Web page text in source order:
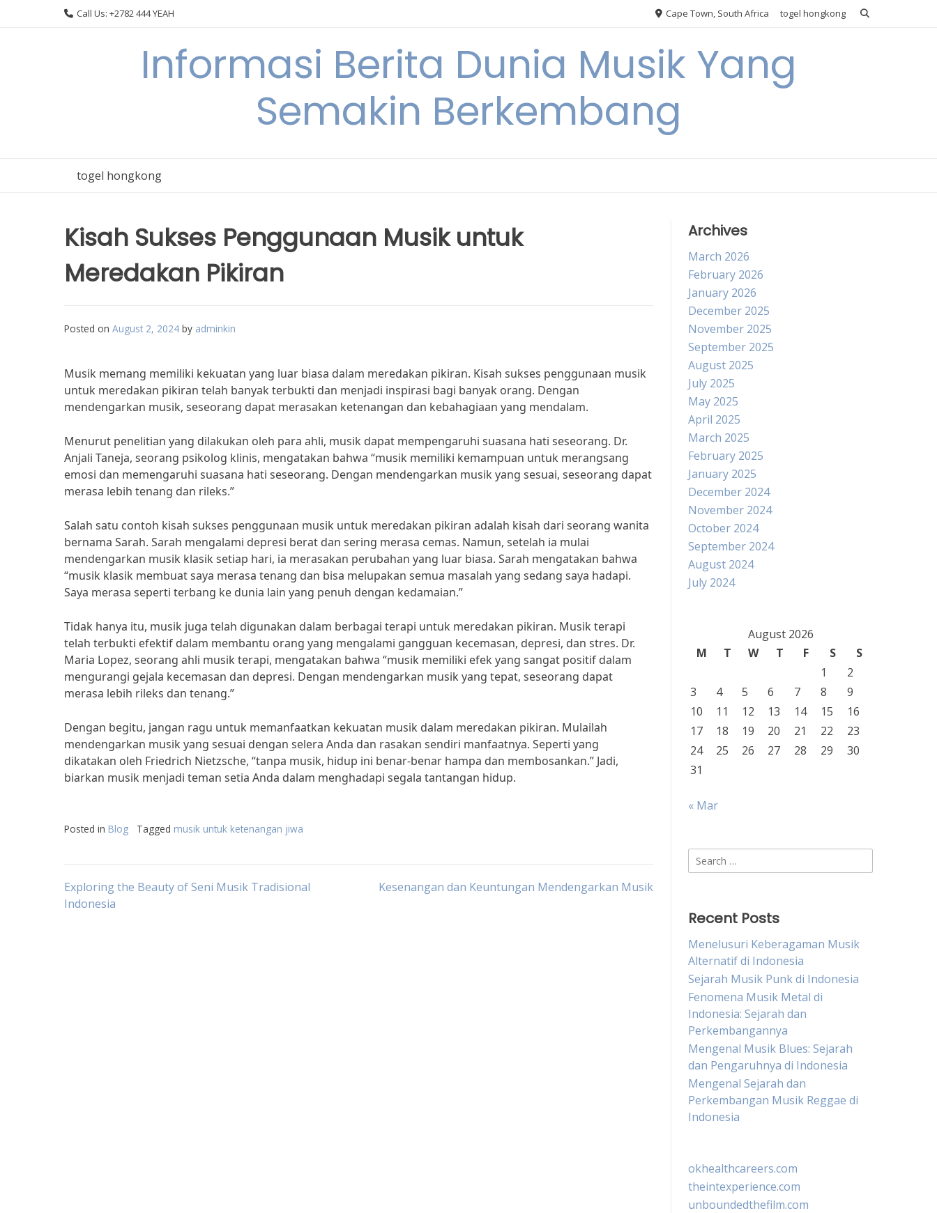
Call Us: +2782 444 YEAH Cape Town, South Africa togel hongkong
Informasi Berita Dunia Musik Yang
Semakin Berkembang
togel hongkong
Kisah Sukses Penggunaan Musik untuk
Meredakan Pikiran
Posted on August 2, 2024 by adminkin
Musik memang memiliki kekuatan yang luar biasa dalam meredakan pikiran. Kisah sukses penggunaan musik
untuk meredakan pikiran telah banyak terbukti dan menjadi inspirasi bagi banyak orang. Dengan
mendengarkan musik, seseorang dapat merasakan ketenangan dan kebahagiaan yang mendalam.
Menurut penelitian yang dilakukan oleh para ahli, musik dapat mempengaruhi suasana hati seseorang. Dr.
Anjali Taneja, seorang psikolog klinis, mengatakan bahwa “musik memiliki kemampuan untuk merangsang
emosi dan memengaruhi suasana hati seseorang. Dengan mendengarkan musik yang sesuai, seseorang dapat
merasa lebih tenang dan rileks.”
Salah satu contoh kisah sukses penggunaan musik untuk meredakan pikiran adalah kisah dari seorang wanita
bernama Sarah. Sarah mengalami depresi berat dan sering merasa cemas. Namun, setelah ia mulai
mendengarkan musik klasik setiap hari, ia merasakan perubahan yang luar biasa. Sarah mengatakan bahwa
“musik klasik membuat saya merasa tenang dan bisa melupakan semua masalah yang sedang saya hadapi.
Saya merasa seperti terbang ke dunia lain yang penuh dengan kedamaian.”
Tidak hanya itu, musik juga telah digunakan dalam berbagai terapi untuk meredakan pikiran. Musik terapi
telah terbukti efektif dalam membantu orang yang mengalami gangguan kecemasan, depresi, dan stres. Dr.
Maria Lopez, seorang ahli musik terapi, mengatakan bahwa “musik memiliki efek yang sangat positif dalam
mengurangi gejala kecemasan dan depresi. Dengan mendengarkan musik yang tepat, seseorang dapat
merasa lebih rileks dan tenang.”
Dengan begitu, jangan ragu untuk memanfaatkan kekuatan musik dalam meredakan pikiran. Mulailah
mendengarkan musik yang sesuai dengan selera Anda dan rasakan sendiri manfaatnya. Seperti yang
dikatakan oleh Friedrich Nietzsche, “tanpa musik, hidup ini benar-benar hampa dan membosankan.” Jadi,
biarkan musik menjadi teman setia Anda dalam menghadapi segala tantangan hidup.
Posted in Blog Tagged musik untuk ketenangan jiwa
Post
Exploring the Beauty of Seni Musik Tradisional
Indonesia
Kesenangan dan Keuntungan Mendengarkan Musik
Archives
March 2026
February 2026
January 2026
December 2025
November 2025
September 2025
August 2025
July 2025
May 2025
April 2025
March 2025
February 2025
January 2025
December 2024
November 2024
October 2024
September 2024
August 2024
July 2024
August 2026
M
T W T F S
S
1
2
3
4 5 6 7 8
9
10
11 12 13 14 15
16
17
18 19 20 21 22
23
24
25 26 27 28 29
30
31
« Mar
Search
for:
Recent Posts
Menelusuri Keberagaman Musik
Alternatif di Indonesia
Sejarah Musik Punk di Indonesia
Fenomena Musik Metal di
Indonesia: Sejarah dan
Perkembangannya
Mengenal Musik Blues: Sejarah
dan Pengaruhnya di Indonesia
Mengenal Sejarah dan
Perkembangan Musik Reggae di
Indonesia
okhealthcareers.com
theintexperience.com
unboundedthefilm.com